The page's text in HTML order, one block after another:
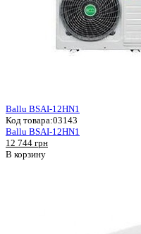
Ballu BSAI-12HN1
Код товара:03143
Ballu BSAI-12HN1
12 744 грн
В корзину